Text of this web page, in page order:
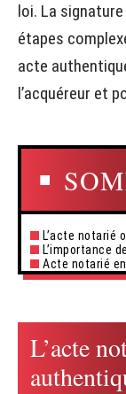
loi. La
étapes
acte
l’acquéreur et
L’acte notarié
L’importance
Acte notarié
L’acte